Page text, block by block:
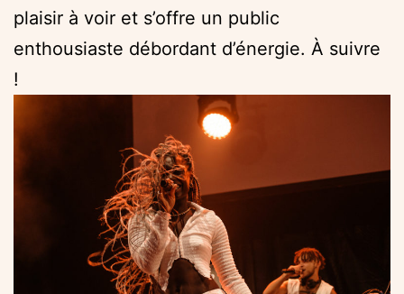
plaisir à voir et s’offre un public
enthousiaste débordant d’énergie. À suivre
!